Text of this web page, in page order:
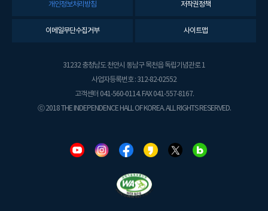
개인정보처리방침 저작권정책
이메일무단수집거부 사이트맵
31232 충청남도 천안시 동남구 목천읍 독립기념관로 1
사업자등록번호 : 312-82-02552
고객센터 041-560-0114. FAX 041-557-8167.
ⓒ 2018 THE INDEPENDENCE HALL OF KOREA. ALL RIGHTS RESERVED.